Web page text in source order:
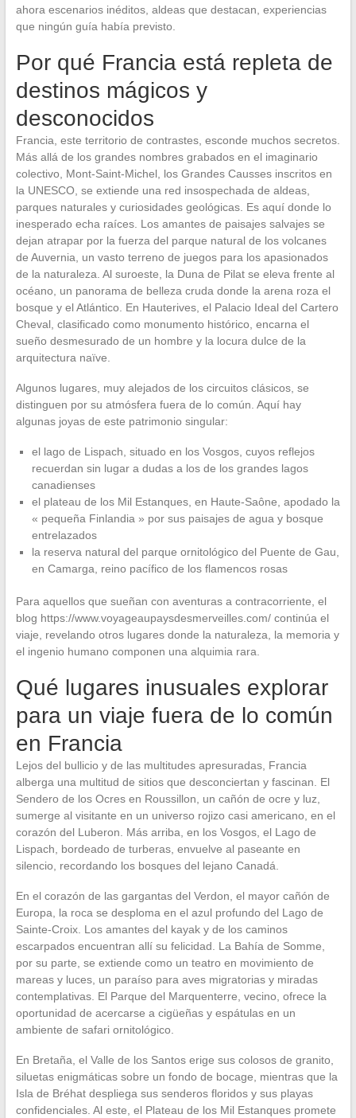
ahora escenarios inéditos, aldeas que destacan, experiencias
que ningún guía había previsto.
Por qué Francia está repleta de
destinos mágicos y
desconocidos
Francia, este territorio de contrastes, esconde muchos secretos.
Más allá de los grandes nombres grabados en el imaginario
colectivo, Mont-Saint-Michel, los Grandes Causses inscritos en
la UNESCO, se extiende una red insospechada de aldeas,
parques naturales y curiosidades geológicas. Es aquí donde lo
inesperado echa raíces. Los amantes de paisajes salvajes se
dejan atrapar por la fuerza del parque natural de los volcanes
de Auvernia, un vasto terreno de juegos para los apasionados
de la naturaleza. Al suroeste, la Duna de Pilat se eleva frente al
océano, un panorama de belleza cruda donde la arena roza el
bosque y el Atlántico. En Hauterives, el Palacio Ideal del Cartero
Cheval, clasificado como monumento histórico, encarna el
sueño desmesurado de un hombre y la locura dulce de la
arquitectura naïve.
Algunos lugares, muy alejados de los circuitos clásicos, se
distinguen por su atmósfera fuera de lo común. Aquí hay
algunas joyas de este patrimonio singular:
el lago de Lispach, situado en los Vosgos, cuyos reflejos
recuerdan sin lugar a dudas a los de los grandes lagos
canadienses
el plateau de los Mil Estanques, en Haute-Saône, apodado la
« pequeña Finlandia » por sus paisajes de agua y bosque
entrelazados
la reserva natural del parque ornitológico del Puente de Gau,
en Camarga, reino pacífico de los flamencos rosas
Para aquellos que sueñan con aventuras a contracorriente, el
blog https://www.voyageaupaysdesmerveilles.com/ continúa el
viaje, revelando otros lugares donde la naturaleza, la memoria y
el ingenio humano componen una alquimia rara.
Qué lugares inusuales explorar
para un viaje fuera de lo común
en Francia
Lejos del bullicio y de las multitudes apresuradas, Francia
alberga una multitud de sitios que desconciertan y fascinan. El
Sendero de los Ocres en Roussillon, un cañón de ocre y luz,
sumerge al visitante en un universo rojizo casi americano, en el
corazón del Luberon. Más arriba, en los Vosgos, el Lago de
Lispach, bordeado de turberas, envuelve al paseante en
silencio, recordando los bosques del lejano Canadá.
En el corazón de las gargantas del Verdon, el mayor cañón de
Europa, la roca se desploma en el azul profundo del Lago de
Sainte-Croix. Los amantes del kayak y de los caminos
escarpados encuentran allí su felicidad. La Bahía de Somme,
por su parte, se extiende como un teatro en movimiento de
mareas y luces, un paraíso para aves migratorias y miradas
contemplativas. El Parque del Marquenterre, vecino, ofrece la
oportunidad de acercarse a cigüeñas y espátulas en un
ambiente de safari ornitológico.
En Bretaña, el Valle de los Santos erige sus colosos de granito,
siluetas enigmáticas sobre un fondo de bocage, mientras que la
Isla de Bréhat despliega sus senderos floridos y sus playas
confidenciales. Al este, el Plateau de los Mil Estanques promete